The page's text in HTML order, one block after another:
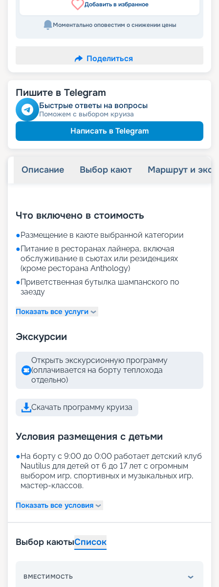
Добавить в избранное
Моментально оповестим о снижении цены
Поделиться
Пишите в Telegram
Быстрые ответы на вопросы
Поможем с выбором круиза
Написать в Telegram
Описание Выбор кают Маршрут и
Что включено в стоимость
●Размещение в каюте выбранной категории
●Питание в ресторанах лайнера, включая
обслуживание в сьютах или резиденциях
(кроме ресторана Anthology)
●Приветственная бутылка шампанского по
заезду
Показать все услуги
Экскурсии
Открыть экскурсионную программу
(оплачивается на борту теплохода
отдельно)
Скачать программу круиза
Условия размещения с детьми
●На борту с 9:00 до 0:00 работает детский клуб
Nautilus для детей от 6 до 17 лет с огромным
выбором игр, спортивных и музыкальных игр,
мастер-классов.
Показать все условия
Выбор каютыСписок
ВМЕСТИМОСТЬ